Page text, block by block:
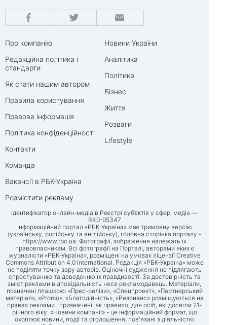
Про компанію
Редакційна політика і
стандарти
Як стати нашим автором
Правила користування
Правова інформація
Політика конфіденційності
Контакти
Команда
Вакансії в РБК-Україна
Розмістити рекламу
Новини України
Аналітика
Політика
Бізнес
Життя
Розваги
Lifestyle
Ідентифікатор онлайн-медіа в Реєстрі суб’єктів у сфері медіа —
R40-05347
Інформаційний портал «РБК-Україна» має тримовну версію
(українську, російську та англійську), головна сторінка порталу -
https://www.rbc.ua. Фотографії, зображення належать їх
правовласникам. Всі фотографії на Порталі, авторами яких є
журналісти «РБК-Україна», розміщені на умовах ліцензії Creative
Commons Attribution 4.0 International. Редакція «РБК-Україна» може
не поділяти точку зору авторів. Оціночні судження не підлягають
спростуванню та доведенню їх правдивості. За достовірність та
зміст реклами відповідальність несе рекламодавець. Матеріали,
позначені плашкою: «Прес-релізи», «Спецпроект», «Партнерський
матеріал», «Promo», «Благодійність», «Резонанс» розміщуються на
правах реклами і призначені, як правило, для осіб, які досягли 21-
річного віку. «Новини компанії» - це інформаційний формат, що
охоплює новини, події та оголошення, пов'язані з діяльністю